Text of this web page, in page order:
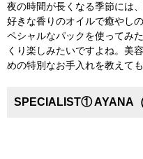
夜の時間が長くなる季節には
好きな香りのオイルで癒やし
ペシャルなパックを使ってみ
くり楽しみたいですよね。美
めの特別なお手入れを教えて
SPECIALIST① AYANA（